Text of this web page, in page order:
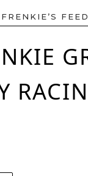
FRENKIE’S FEED